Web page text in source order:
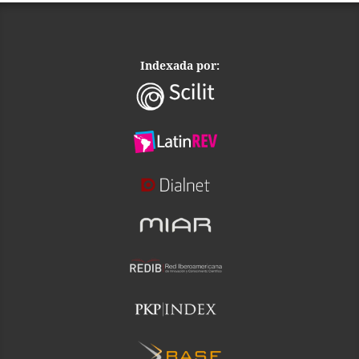
Indexada por: